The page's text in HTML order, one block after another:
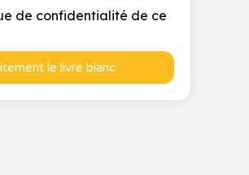
de confidentialité de ce
le livre blanc